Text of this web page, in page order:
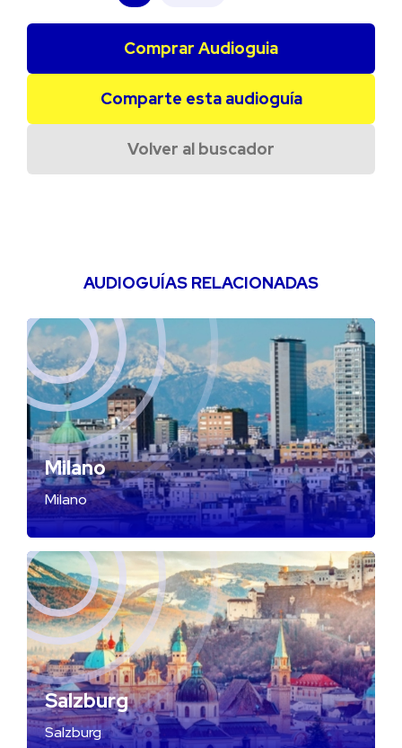
Comprar Audioguia
Comparte esta audioguía
Volver al buscador
AUDIOGUÍAS RELACIONADAS
Milano
Milano
Salzburg
Salzburg